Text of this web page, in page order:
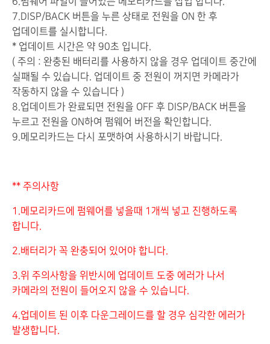
7.DISP/BACK 버튼을 누른 상태로 전원을 ON 한 후
업데이트를 실시합니다.
* 업데이트 시간은 약 90초 입니다.
( 주의 : 완충된 배터리를 사용하지 않을 경우 업데이트 중간에
실패될 수 있습니다. 업데이트 중 전원이 꺼지면 카메라가
작동하지 않을 수 있습니다 )
8.업데이트가 완료되면 전원을 OFF 후 DISP/BACK 버튼을
누르고 전원을 ON하여 펌웨어 버전을 확인합니다.
9.메모리카드는 다시 포맷하여 사용하시기 바랍니다.
** 주의사항
1.메모리카드에 펌웨어를 넣을때 1개씩 넣고 진행하도록
합니다.
2.배터리가 꼭 완충되어 있어야 합니다.
3.위 주의사항을 위반시에 업데이트 도중 에러가 나서
카메라의 전원이 들어오지 않을 수 있습니다.
4.업데이트 된 이후 다운그레이드를 할 경우 심각한 에러가
발생합니다.